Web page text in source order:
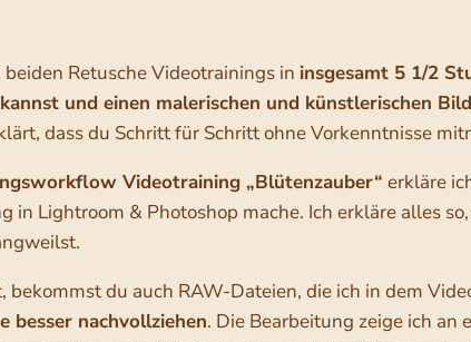
Retusche Videotrainings in insgesamt 5 1/2
und einen malerischen und künstlerischen
dass du Schritt für Schritt ohne Vorkenntnisse
Videotraining „Blütenzauber“ erkläre
in Lightroom & Photoshop mache. Ich erkläre alles
du auch RAW-Dateien, die ich in dem
besser nachvollziehen. Die Bearbeitung zeige ich